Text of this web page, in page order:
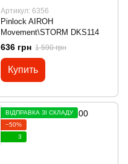
Артикул: 6356
Pinlock AIROH
Movement\STORM DKS114
636 грн 1 590 грн
Купить
ВІДПРАВКА ЗІ СКЛАДУ
−50%
3